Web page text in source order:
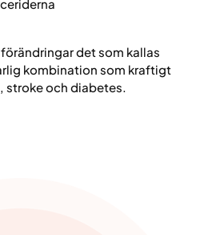
det som kallas
kombination som kraftigt
stroke och diabetes.